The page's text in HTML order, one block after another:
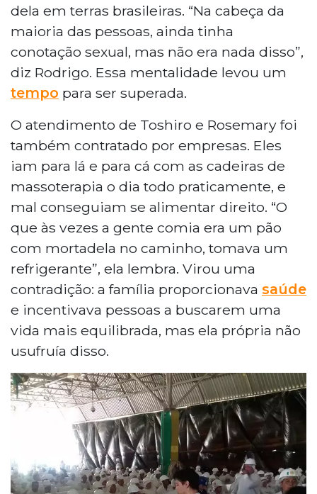
dela em terras brasileiras. “Na cabeça da
maioria das pessoas, ainda tinha
conotação sexual, mas não era nada disso”,
diz Rodrigo. Essa mentalidade levou um
tempo para ser superada.
O atendimento de Toshiro e Rosemary foi
também contratado por empresas. Eles
iam para lá e para cá com as cadeiras de
massoterapia o dia todo praticamente, e
mal conseguiam se alimentar direito. “O
que às vezes a gente comia era um pão
com mortadela no caminho, tomava um
refrigerante”, ela lembra. Virou uma
contradição: a família proporcionava saúde
e incentivava pessoas a buscarem uma
vida mais equilibrada, mas ela própria não
usufruía disso.